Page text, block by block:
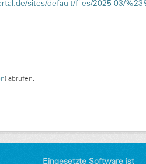
sites/default/files/2025-03/
) abrufen.
Eingesetzte Software ist